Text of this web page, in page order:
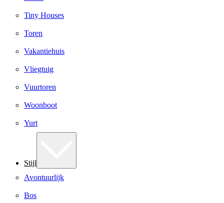
Tiny Houses
Toren
Vakantiehuis
Vliegtuig
Vuurtoren
Woonboot
Yurt
Stijl
Avontuurlijk
Bos